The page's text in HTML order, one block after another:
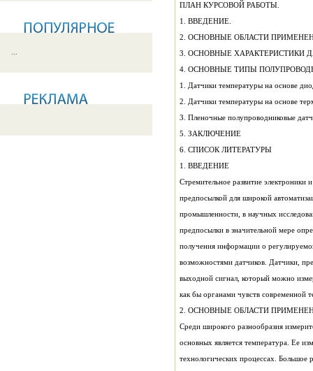
ПЛАН КУРСОВОЙ РАБОТЫ.
1. ВВЕДЕНИЕ.
2. ОСНОВНЫЕ ОБЛАСТИ
3. ОСНОВНЫЕ ХАРАКТЕРИСТИКИ
4. ОСНОВНЫЕ ТИПЫ
1. Датчики температуры на основе
2. Датчики температуры на основе
3. Пленочные полупроводниковые
5. ЗАКЛЮЧЕНИЕ
6. СПИСОК ЛИТЕРАТУРЫ
1. ВВЕДЕНИЕ
Стремительное развитие электроники
предпосылкой для широкой
промышленности, в научных
предпосылки в значительной мере
получения информации о
возможностями датчиков. Датчики,
выходной сигнал, который можно
как бы органами чувств современной
2. ОСНОВНЫЕ ОБЛАСТИ
Среди широкого разнообразия
основных является температура. Ее
технологических процессах. Большое